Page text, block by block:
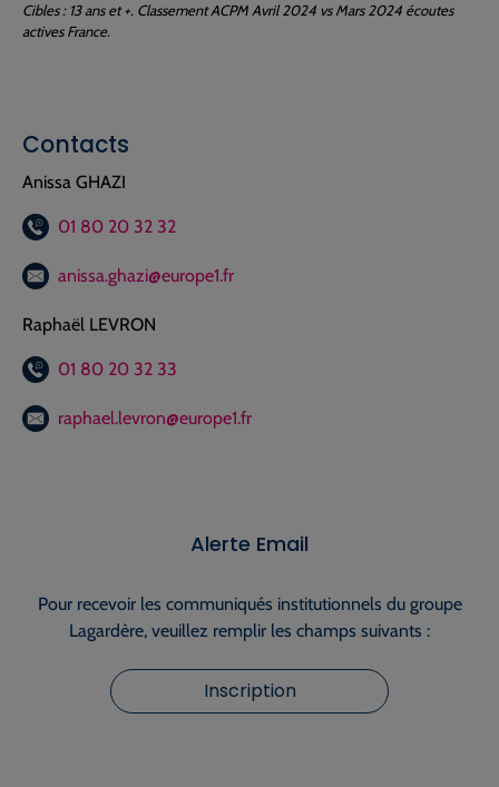
Cibles : 13 ans et +. Classement ACPM Avril 2024 vs Mars 2024 écoutes
actives France.
Contacts
Anissa GHAZI
01 80 20 32 32
anissa.ghazi@europe1.fr
Raphaël LEVRON
01 80 20 32 33
raphael.levron@europe1.fr
Alerte Email
Pour recevoir les communiqués institutionnels du groupe
Lagardère, veuillez remplir les champs suivants :
Inscription